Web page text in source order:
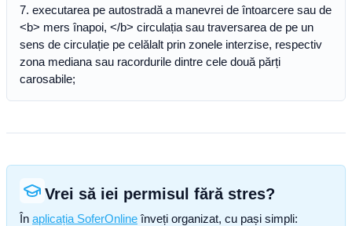
7. executarea pe autostradă a manevrei de întoarcere sau de
<b> mers înapoi, </b> circulația sau traversarea de pe un
sens de circulație pe celălalt prin zonele interzise, respectiv
zona mediana sau racordurile dintre cele două părți
carosabile;
Vrei să iei permisul fără stres?
În aplicația SoferOnline înveți organizat, cu pași simpli: